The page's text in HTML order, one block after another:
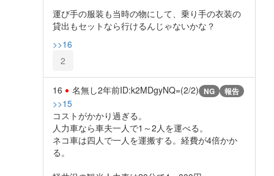
運び手の服装も当時の物にして、乗り手の衣装の
貸出もセットなら行けるんじゃないかな？
>>16
2
16 名無し2年前ID:k2MDgyNQ=(2/2) NG 報告
>>15
コストがかかり過ぎる。
人力車なら車夫一人で1～2人を運べる。
ネコ車は四人で一人を運搬する。経費が4倍かか
る。